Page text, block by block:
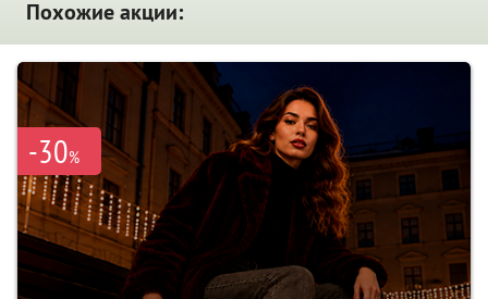
Похожие акции:
-30%